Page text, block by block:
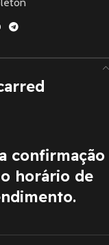
confirmação
horário de